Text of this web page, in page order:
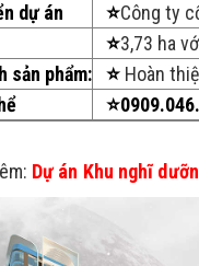
dự án
⭐Công ty
⭐3,73 ha
sản phẩm: ⭐ Hoàn
Dự án Khu nghĩ